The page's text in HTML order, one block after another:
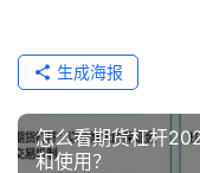
生成海报
怎么看期货杠杆
和使用？